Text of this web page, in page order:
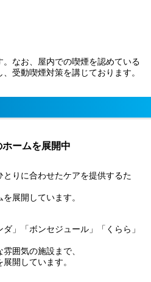
なお、屋内での喫煙を認めている
受動喫煙対策を講じております。
ームを展開中
りに合わせたケアを提供するた
展開しています。
」「ボンセジュール」「くらら」
囲気の施設まで、
開しています。